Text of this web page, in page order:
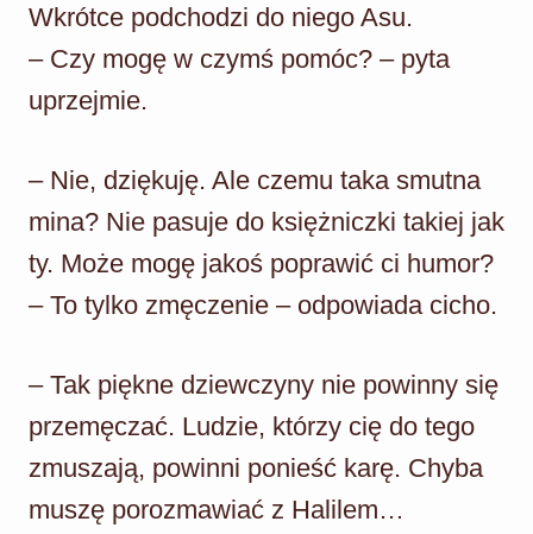
Wkrótce podchodzi do niego Asu.
– Czy mogę w czymś pomóc? – pyta
uprzejmie.
– Nie, dziękuję. Ale czemu taka smutna
mina? Nie pasuje do księżniczki takiej jak
ty. Może mogę jakoś poprawić ci humor?
– To tylko zmęczenie – odpowiada cicho.
– Tak piękne dziewczyny nie powinny się
przemęczać. Ludzie, którzy cię do tego
zmuszają, powinni ponieść karę. Chyba
muszę porozmawiać z Halilem…